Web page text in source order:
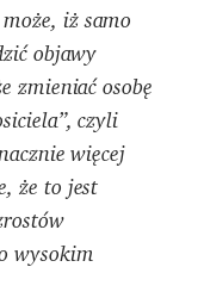
iż samo
objawy
zmieniać osobę
czyli
więcej
że to jest
wysokim